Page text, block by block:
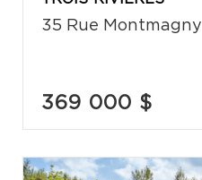
35 Rue Montmagny
369 000 $